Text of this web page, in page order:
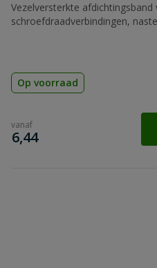
Vezelversterkte afdichtingsband
schroefdraadverbindingen,
Op voorraad
vanaf
€
6,44